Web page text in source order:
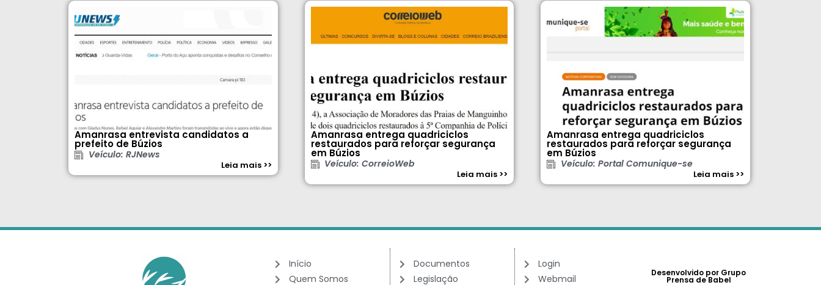
Amanrasa entrevista candidatos a
prefeito de Búzios
Veículo: RJNews
Leia mais >>
Amanrasa entrega quadriciclos
restaurados para reforçar segurança
em Búzios
Veículo: CorreioWeb
Leia mais >>
Amanrasa entrega quadriciclos
restaurados para reforçar segurança
em Búzios
Veículo: Portal Comunique-se
Leia mais >>
Início
Quem Somos
Documentos
Legislação
Login
Webmail
Desenvolvido por Grupo
Prensa de Babel